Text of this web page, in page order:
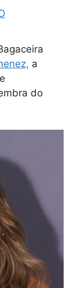
a
do